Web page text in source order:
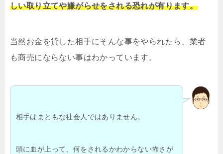
しい取り立てや嫌がらせをされる恐れが有ります。
当然お金を貸した相手にそんな事をやられたら、業者
も商売にならない事はわかっています。
相手はまともな社会人ではありません。
頭に血が上って、何をされるかわからない怖さが